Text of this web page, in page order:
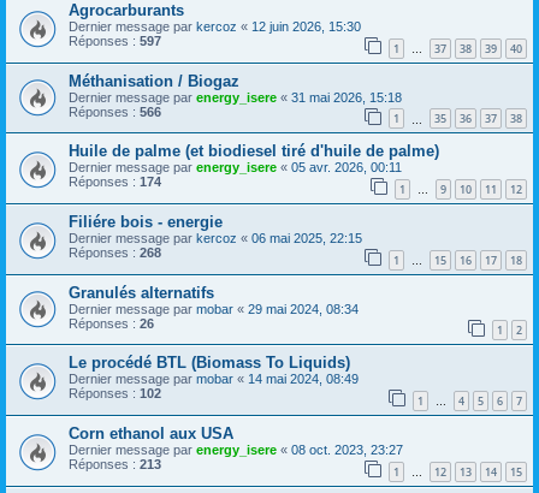
Agrocarburants
Dernier message par kercoz « 12 juin 2026, 15:30
Réponses : 597 1 … 37 38 39 40
Méthanisation / Biogaz
Dernier message par energy_isere « 31 mai 2026, 15:18
Réponses : 566 1 35 36 37 38
Huile de palme (et biodiesel tiré d'huile de palme)
Dernier message par energy_isere « 05 avr. 2026, 00:11
Réponses : 174 1 … 9 10 11 12
Filiére bois - energie
Dernier message par kercoz « 06 mai 2025, 22:15
Réponses : 268 1 … 15 16 17 18
Granulés alternatifs
Dernier message par mobar « 29 mai 2024, 08:34
Réponses : 26 1 2
Le procédé BTL (Biomass To Liquids)
Dernier message par mobar « 14 mai 2024, 08:49
Réponses : 102 1 … 4 5 6 7
Corn ethanol aux USA
Dernier message par energy_isere « 08 oct. 2023, 23:27
Réponses : 213 1 … 12 13 14 15